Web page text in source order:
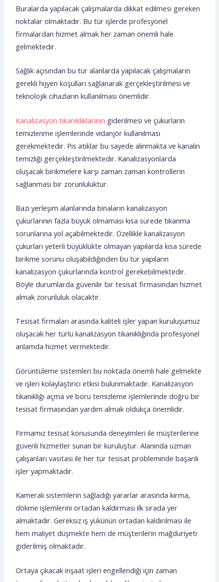
Buralarda yapılacak çalışmalarda dikkat edilmesi gereken
noktalar olmaktadır. Bu tür işlerde profesyonel
firmalardan hizmet almak her zaman önemli hale
gelmektedir.
Sağlık açısından bu tür alanlarda yapılacak çalışmaların
gerekli hijyen koşulları sağlanarak gerçekleştirilmesi ve
teknolojik cihazların kullanılması önemlidir.
Kanalizasyon tıkanıklıklarının giderilmesi ve çukurların
temizlenme işlemlerinde vidanjör kullanılması
gerekmektedir. Pis atıklar bu sayede alınmakta ve kanalın
temizliği gerçekleştirilmektedir. Kanalizasyonlarda
oluşacak birikmelere karşı zaman zaman kontrollerin
sağlanması bir zorunluluktur.
Bazı yerleşim alanlarında binaların kanalizasyon
çukurlarının fazla büyük olmaması kısa sürede tıkanma
sorunlarına yol açabilmektedir. Özellikle kanalizasyon
çukurları yeterli büyüklükte olmayan yapılarda kısa sürede
birikme sorunu oluşabildiğinden bu tür yapıların
kanalizasyon çukurlarında kontrol gerekebilmektedir.
Böyle durumlarda güvenilir bir tesisat firmasından hizmet
almak zorunluluk olacaktır.
Tesisat firmaları arasında kaliteli işler yapan kuruluşumuz
oluşacak her türlü kanalizasyon tıkanıklığında profesyonel
anlamda hizmet vermektedir.
Görüntüleme sistemleri bu noktada önemli hale gelmekte
ve işleri kolaylaştırıcı etkisi bulunmaktadır. Kanalizasyon
tıkanıklığı açma ve boru temizleme işlemlerinde doğru bir
tesisat firmasından yardım almak oldukça önemlidir.
Firmamız tesisat konusunda deneyimleri ile müşterilerine
güvenli hizmetler sunan bir kuruluştur. Alanında uzman
çalışanları vasıtası ile her tür tesisat probleminde başarılı
işler yapmaktadır.
Kameralı sistemlerin sağladığı yararlar arasında kırma,
dökme işlemlerini ortadan kaldırması ilk sırada yer
almaktadır. Gereksiz iş yükünün ortadan kaldırılması ile
hem maliyet düşmekte hem de müşterilerin mağduriyeti
giderilmiş olmaktadır.
Ortaya çıkacak inşaat işleri engellendiği için zaman